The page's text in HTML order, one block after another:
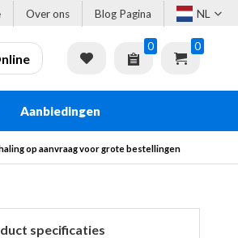
Over ons Blog Pagina NL
0 0
Aanbiedingen
op aanvraag voor grote bestellingen
specificaties